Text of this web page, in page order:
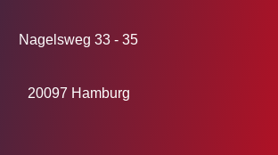
Nagelsweg 33 - 35
20097 Hamburg